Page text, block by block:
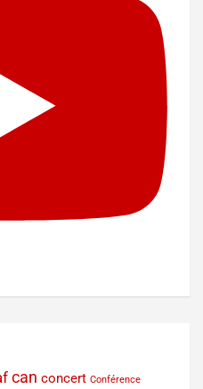
can concert Conférence